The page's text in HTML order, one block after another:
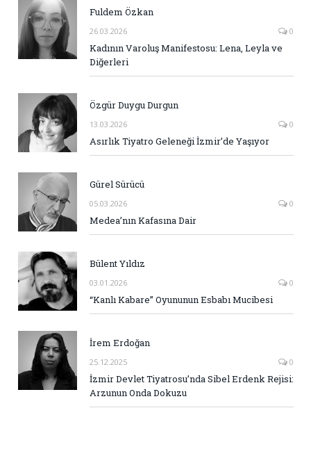
Fuldem Özkan
26.03.2026 0
Kadının Varoluş Manifestosu: Lena, Leyla ve
Diğerleri
Özgür Duygu Durgun
13.03.2026 0
Asırlık Tiyatro Geleneği İzmir’de Yaşıyor
Gürel Sürücü
05.03.2026 0
Medea’nın Kafasına Dair
Bülent Yıldız
03.01.2026 0
“Kanlı Kabare” Oyununun Esbabı Mucibesi
İrem Erdoğan
25.12.2025 0
İzmir Devlet Tiyatrosu’nda Sibel Erdenk Rejisi:
Arzunun Onda Dokuzu